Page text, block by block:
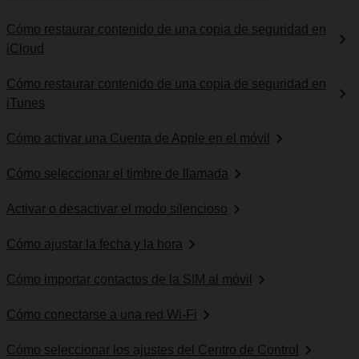
Cómo restaurar contenido de una copia de seguridad en
iCloud
Cómo restaurar contenido de una copia de seguridad en
iTunes
Cómo activar una Cuenta de Apple en el móvil
Cómo seleccionar el timbre de llamada
Activar o desactivar el modo silencioso
Cómo ajustar la fecha y la hora
Cómo importar contactos de la SIM al móvil
Cómo conectarse a una red Wi-Fi
Cómo seleccionar los ajustes del Centro de Control